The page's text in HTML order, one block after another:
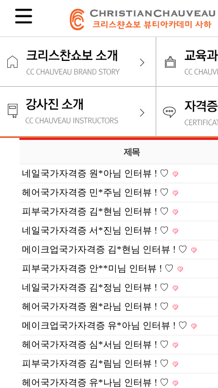
제목
네일국가자격증 원*아님 인터뷰 ! ♡
헤어국가자격증 민*주님 인터뷰 ! ♡
피부국가자격증 김*현님 인터뷰 ! ♡
네일국가자격증 서*진님 인터뷰 ! ♡
메이크업국가자격증 김*현님 인터뷰 ! ♡
피부국가자격증 안**미님 인터뷰 ! ♡
네일국가자격증 김*정님 인터뷰 ! ♡
헤어국가자격증 원*라님 인터뷰 ! ♡
메이크업국가자격증 유*아님 인터뷰 ! ♡
헤어국가자격증 심*서님 인터뷰 ! ♡
피부국가자격증 김*림님 인터뷰 ! ♡
헤어국가자격증 유*나님 인터뷰 ! ♡